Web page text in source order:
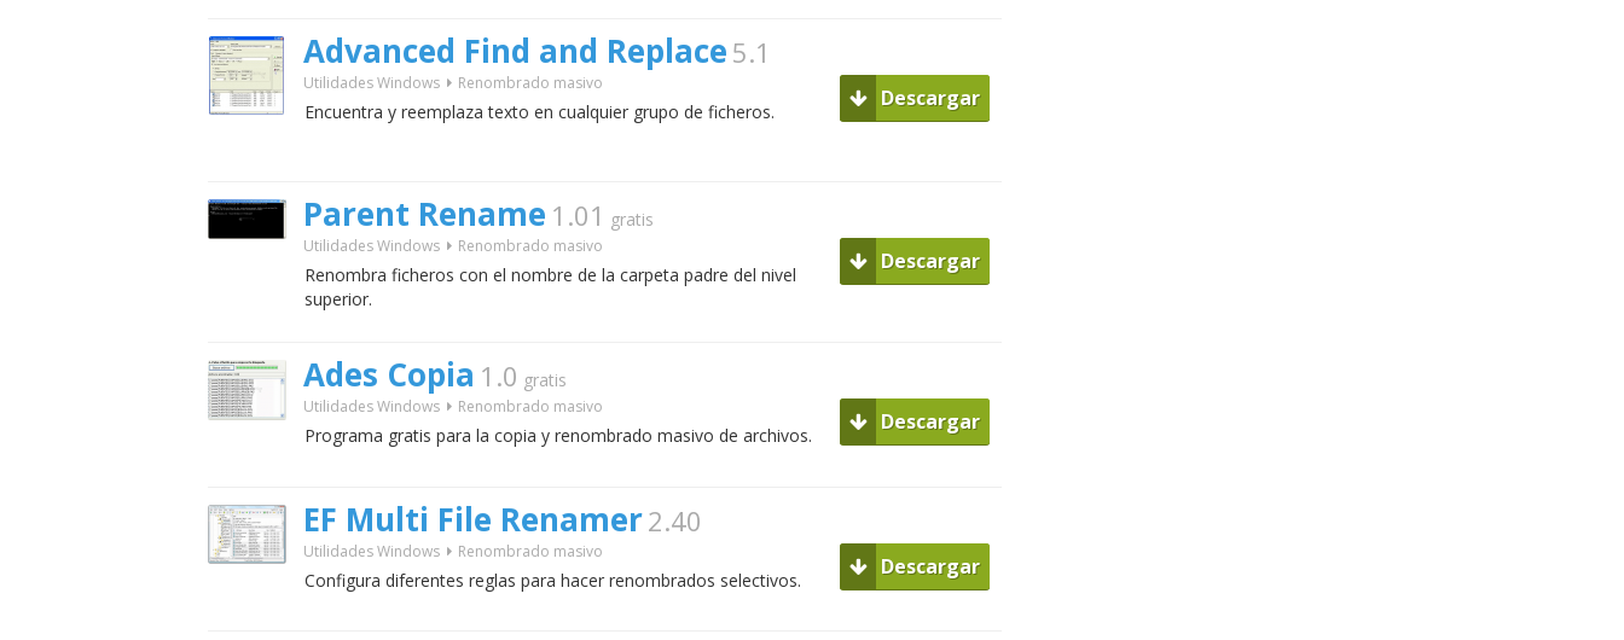
Advanced Find and Replace 5.1
Utilidades Windows Renombrado masivo
Encuentra y reemplaza texto en cualquier grupo de ficheros.
Descargar
Parent Rename 1.01 gratis
Utilidades Windows Renombrado masivo
Renombra ficheros con el nombre de la carpeta padre del nivel
superior.
Descargar
Ades Copia 1.0 gratis
Utilidades Windows Renombrado masivo
Programa gratis para la copia y renombrado masivo de archivos.
Descargar
EF Multi File Renamer2.40
Utilidades Windows Renombrado masivo
Configura diferentes reglas para hacer renombrados selectivos.
Descargar